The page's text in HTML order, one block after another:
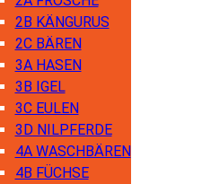
2B KÄNGURUS
2C BÄREN
3A HASEN
3B IGEL
3C EULEN
3D NILPFERDE
4A WASCHBÄREN
4B FÜCHSE